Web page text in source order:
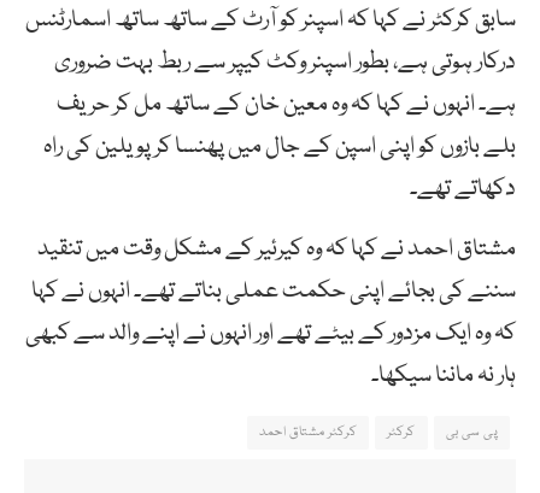
سابق کرکٹر نے کہا کہ اسپنر کو آرٹ کے ساتھ ساتھ اسمارٹنس
درکار ہوتی ہے، بطور اسپنر وکٹ کیپر سے ربط بہت ضروری
ہے۔ انہوں نے کہا کہ وہ معین خان کے ساتھ مل کر حریف
بلے بازوں کو اپنی اسپن کے جال میں پھنسا کر پویلین کی راہ
دکھاتے تھے۔
مشتاق احمد نے کہا کہ وہ کیرئیر کے مشکل وقت میں تنقید
سننے کی بجائے اپنی حکمت عملی بناتے تھے۔ انہوں نے کہا
کہ وہ ایک مزدور کے بیٹے تھے اور انہوں نے اپنے والد سے کبھی
ہار نہ ماننا سیکھا۔
پی سی بی کرکٹر کرکٹر مشتاق احمد